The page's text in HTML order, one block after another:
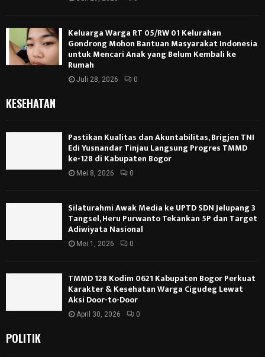
Keluarga Warga RT 05/RW 01 Kelurahan
Gondrong Mohon Bantuan Masyarakat Indonesia
untuk Mencari Anak yang Belum Kembali ke
Rumah
Juli 28, 2026 0
KESEHATAN
Pastikan Kualitas dan Akuntabilitas, Brigjen TNI
Edi Yusnandar Tinjau Langsung Progres TMMD
ke-128 di Kabupaten Bogor
Mei 8, 2026 0
Silaturahmi Awak Media ke UPTD SDN Jelupang 3
Tangsel, Heru Purwanto Tekankan 5P dan Target
Adiwiyata Nasional
Mei 1, 2026 0
TMMD 128 Kodim 0621 Kabupaten Bogor Perkuat
Karakter & Kesehatan Warga Cigudeg Lewat
Aksi Door-to-Door
April 30, 2026 0
POLITIK